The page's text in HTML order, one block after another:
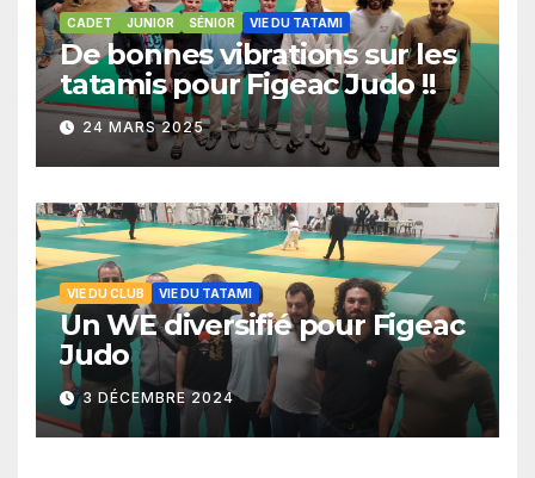
CADET JUNIOR SÉNIOR VIE DU TATAMI
De bonnes vibrations sur les
tatamis pour Figeac Judo !!
24 MARS 2025
VIE DU CLUB VIE DU TATAMI
Un WE diversifié pour Figeac
Judo
3 DÉCEMBRE 2024